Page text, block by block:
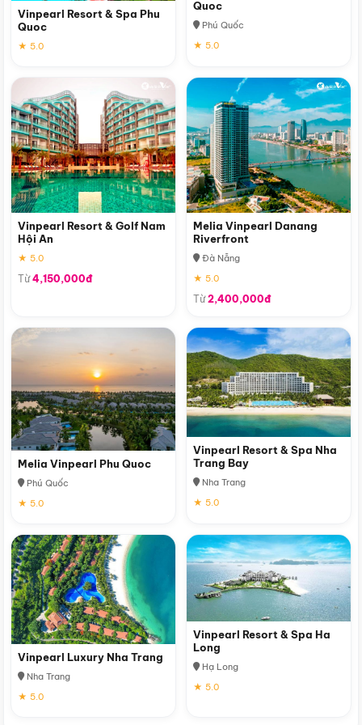
Vinpearl Resort & Spa Phu
Quoc
★ 5.0
Quoc
Phú Quốc
★ 5.0
Vinpearl Resort & Golf Nam
Hội An
★ 5.0
Từ4,150,000đ
Melia Vinpearl Danang
Riverfront
Đà Nẵng
★ 5.0
Từ2,400,000đ
Melia Vinpearl Phu Quoc
Phú Quốc
★ 5.0
Vinpearl Resort & Spa Nha
Trang Bay
Nha Trang
★ 5.0
Vinpearl Luxury Nha Trang
Nha Trang
★ 5.0
Vinpearl Resort & Spa Ha
Long
Hạ Long
★ 5.0